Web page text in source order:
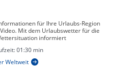
für Ihre Urlaubs-Region
Mit dem Urlaubswetter für die
informiert
01:30 min
Weltweit